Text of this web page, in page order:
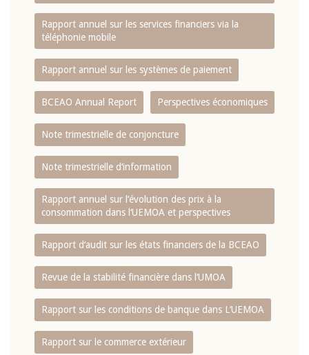
Rapport annuel sur les services financiers via la
téléphonie mobile
Rapport annuel sur les systèmes de paiement
BCEAO Annual Report Perspectives économiques
Note trimestrielle de conjoncture
Note trimestrielle d‘information
Rapport annuel sur l‘évolution des prix à la
consommation dans l‘UEMOA et perspectives
Rapport d‘audit sur les états financiers de la BCEAO
Revue de la stabilité financière dans l‘UMOA
Rapport sur les conditions de banque dans L‘UEMOA
Rapport sur le commerce extérieur